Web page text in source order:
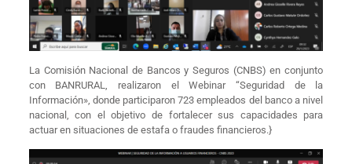
La Comisión Nacional de Bancos y Seguros (CNBS) en conjunto
con BANRURAL, realizaron el Webinar “Seguridad de la
Información», donde participaron 723 empleados del banco a nivel
nacional, con el objetivo de fortalecer sus capacidades para
actuar en situaciones de estafa o fraudes financieros.}